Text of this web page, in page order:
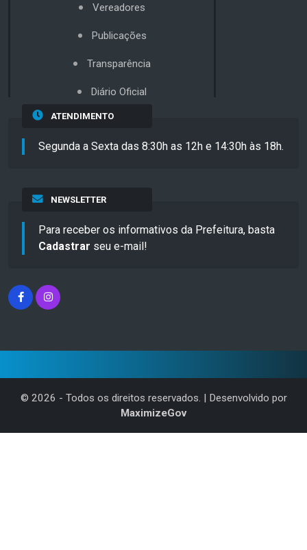
Vereadores
Publicações
Transparência
Diário Oficial
ATENDIMENTO
Segunda a Sexta das 8:30h as 12h e 14:30h às 18h.
NEWSLETTER
Para receber os informativos da Prefeitura, basta
Cadastrar seu e-mail!
© 2026 - Todos os direitos reservados. | Desenvolvido por
MaximizeGov